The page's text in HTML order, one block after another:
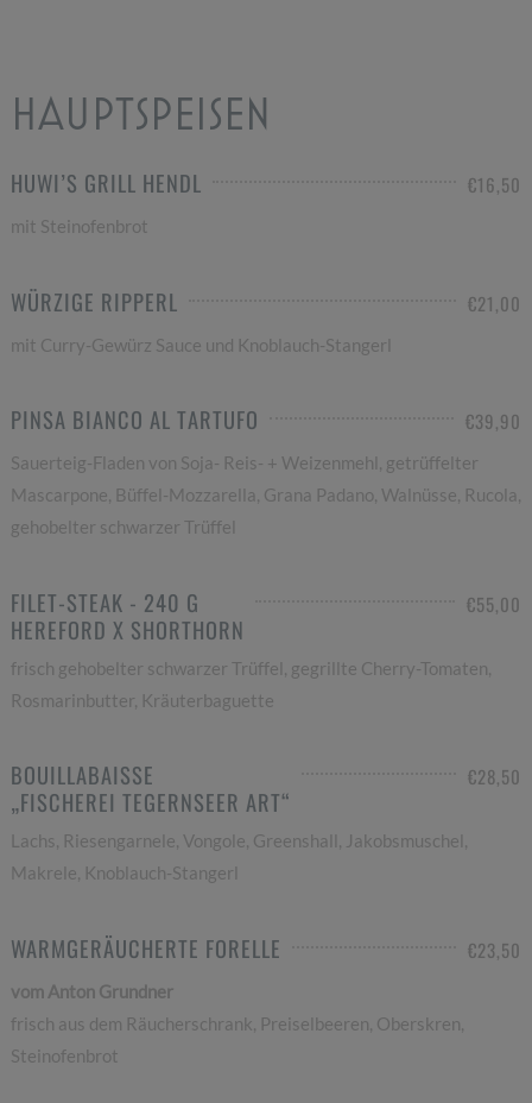
HAUPTSPEISEN
HUWI’S GRILL HENDL €16,50
mit Steinofenbrot
WÜRZIGE RIPPERL €21,00
mit Curry-Gewürz Sauce und Knoblauch-Stangerl
PINSA BIANCO AL TARTUFO €39,90
Sauerteig-Fladen von Soja- Reis- + Weizenmehl, getrüffelter
Mascarpone, Büffel-Mozzarella, Grana Padano, Walnüsse, Rucola,
gehobelter schwarzer Trüffel
FILET-STEAK - 240 G
HEREFORD X SHORTHORN
€55,00
frisch gehobelter schwarzer Trüffel, gegrillte Cherry-Tomaten,
Rosmarinbutter, Kräuterbaguette
BOUILLABAISSE
„FISCHEREI TEGERNSEER ART“
€28,50
Lachs, Riesengarnele, Vongole, Greenshall, Jakobsmuschel,
Makrele, Knoblauch-Stangerl
WARMGERÄUCHERTE FORELLE €23,50
vom Anton Grundner
frisch aus dem Räucherschrank, Preiselbeeren, Oberskren,
Steinofenbrot